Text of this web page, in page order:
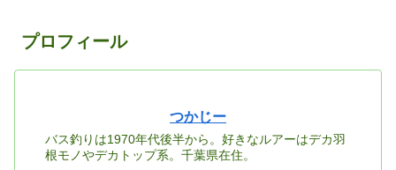
プロフィール
つかじー
バス釣りは1970年代後半から。好きなルアーはデカ羽
根モノやデカトップ系。千葉県在住。